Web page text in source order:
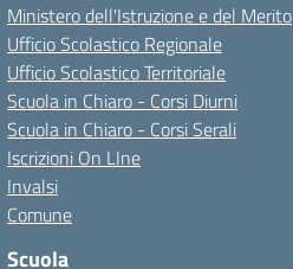
Ministero dell'Istruzione e del Merito
Ufficio Scolastico Regionale
Ufficio Scolastico Territoriale
Scuola in Chiaro - Corsi Diurni
Scuola in Chiaro - Corsi Serali
Iscrizioni On LIne
Invalsi
Comune
Scuola